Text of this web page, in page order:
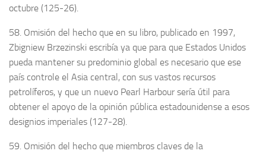
octubre (125-26).
58. Omisión del hecho que en su libro, publicado en 1997,
Zbigniew Brzezinski escribía ya que para que Estados Unidos
pueda mantener su predominio global es necesario que ese
país controle el Asia central, con sus vastos recursos
petrolíferos, y que un nuevo Pearl Harbour sería útil para
obtener el apoyo de la opinión pública estadounidense a esos
designios imperiales (127-28).
59. Omisión del hecho que miembros claves de la